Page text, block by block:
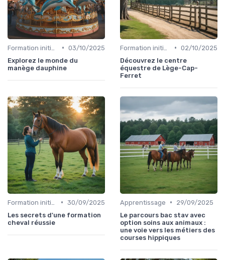
• 03/10/2025
Explorez le monde du
manège dauphine
• 02/10/2025
Découvrez le centre
équestre de Lège-Cap-
Ferret
• 30/09/2025
Les secrets d'une formation
cheval réussie
Apprentissage •
29/09/2025
Le parcours bac stav avec
option soins aux animaux :
une voie vers les métiers des
courses hippiques